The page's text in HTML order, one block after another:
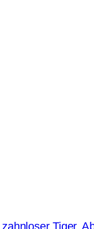
Tiger.